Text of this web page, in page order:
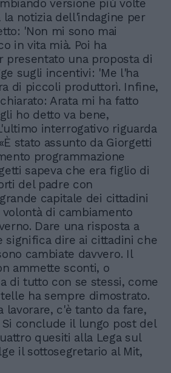
versione più volte
la notizia dell'indagine per
'Non mi sono mai
in vita mià. Poi ha
presentato una proposta di
sugli incentivi: 'Me l'ha
di piccoli produttorì. Infine,
Arata mi ha fatto
ho detto va bene,
interrogativo riguarda
stato assunto da Giorgetti
programmazione
sapeva che era figlio di
del padre con
capitale dei cittadini
di cambiamento
Dare una risposta a
significa dire ai cittadini che
cambiate davvero. Il
ammette sconti, o
di tutto con se stessi, come
ha sempre dimostrato.
lavorare, c'è tanto da fare,
Si conclude il lungo post del
quesiti alla Lega sul
il sottosegretario al Mit,